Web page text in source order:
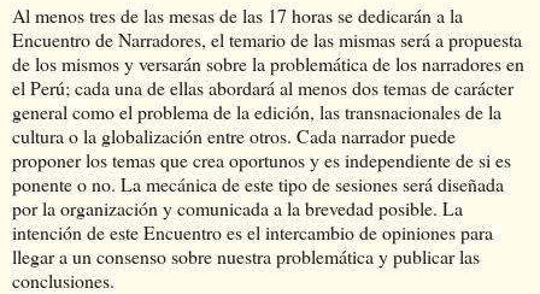
Al menos tres de las mesas de las 17 horas se dedicarán a la
Encuentro de Narradores, el temario de las mismas será a propuesta
de los mismos y versarán sobre la problemática de los narradores en
el Perú; cada una de ellas abordará al menos dos temas de carácter
general como el problema de la edición, las transnacionales de la
cultura o la globalización entre otros. Cada narrador puede
proponer los temas que crea oportunos y es independiente de si es
ponente o no. La mecánica de este tipo de sesiones será diseñada
por la organización y comunicada a la brevedad posible. La
intención de este Encuentro es el intercambio de opiniones para
llegar a un consenso sobre nuestra problemática y publicar las
conclusiones.